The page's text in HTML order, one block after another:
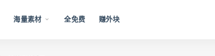
海量素材 全免费 赚外块